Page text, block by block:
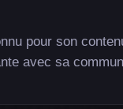
pour son
avec sa